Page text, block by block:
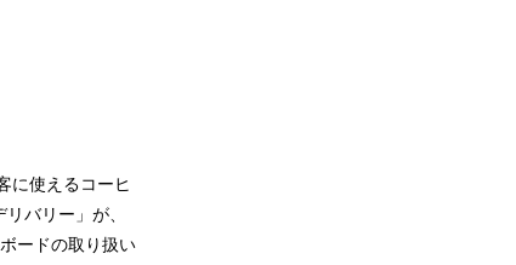
に使えるコーヒ
バリー」が、
ードの取り扱い